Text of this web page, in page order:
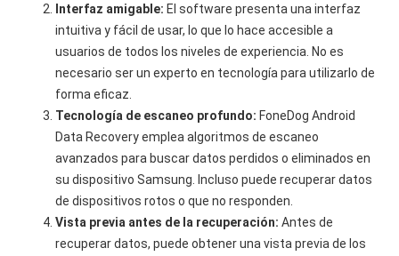
Interfaz amigable: El software presenta una interfaz
intuitiva y fácil de usar, lo que lo hace accesible a
usuarios de todos los niveles de experiencia. No es
necesario ser un experto en tecnología para utilizarlo de
forma eficaz.
Tecnología de escaneo profundo: FoneDog Android
Data Recovery emplea algoritmos de escaneo
avanzados para buscar datos perdidos o eliminados en
su dispositivo Samsung. Incluso puede recuperar datos
de dispositivos rotos o que no responden.
Vista previa antes de la recuperación: Antes de
recuperar datos, puede obtener una vista previa de los